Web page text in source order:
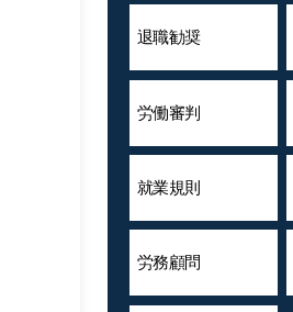
退職勧奨
労働審判
就業規則
労務顧問